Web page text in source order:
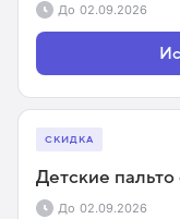
До 02.09.2026
СКИДКА
Детские
До 02.09.2026